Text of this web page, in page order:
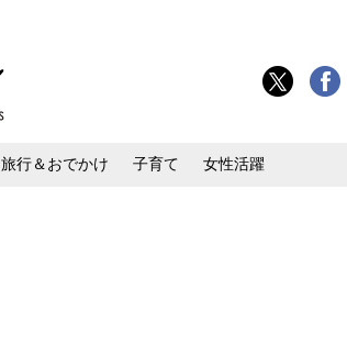
旅行＆おでかけ 子育て 女性活躍